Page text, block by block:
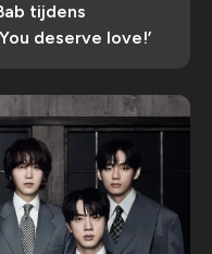
tijdens
deserve love!’